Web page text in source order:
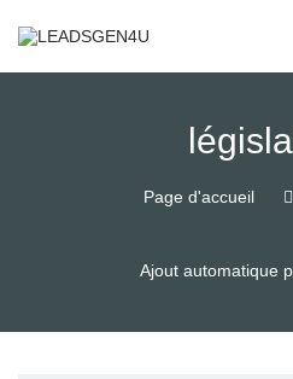
Page d'accueil
Ajout automatique